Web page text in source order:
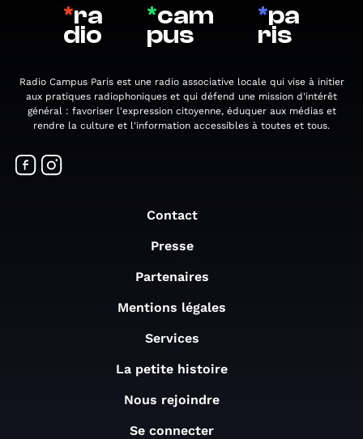
*ra
dio
*cam
pus
*pa
ris
Radio Campus Paris est une radio associative locale qui vise à initier
aux pratiques radiophoniques et qui défend une mission d'intérêt
général : favoriser l'expression citoyenne, éduquer aux médias et
rendre la culture et l'information accessibles à toutes et tous.
Contact
Presse
Partenaires
Mentions légales
Services
La petite histoire
Nous rejoindre
Se connecter